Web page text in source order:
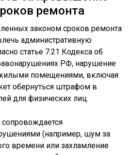
ремонта
законом сроков ремонта
административную
статье 7.21 Кодекса об
РФ, нарушение
помещениями, включая
обернуться штрафом в
для физических лиц.
сопровождается
(например, шум за
времени или захламление